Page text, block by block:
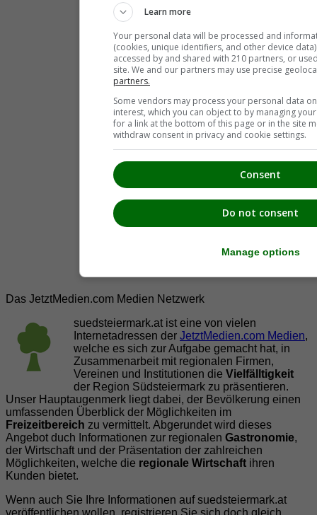
Das JetztMedien.com Medien Netzwerk
suedsteiermark.at ist eine von vielen
Internetadressen der JetztMedien.com Medien,
welche es sich zur Aufgabe gemacht hat, in
Zusammenarbeit mit regionalen Firmen,
Vereinen und Institutionen die Vielfälltigkeit
der Region Südsteiermark zu präsentieren.
Unser Hauptaugenmerk liegt dabei, der Bevölkerung einen
umfassenden Überblick der Möglichkeiten im
Freizeitbereich zu vermittelt. Abgerundet wird dieses
Angebot duch Informationen zur regionalen Gastronomie,
der Wirtschaft und der Präsentation der zahlreichen
Möglichkeiten, welche die regionale Wirtschaft ihren
Kunden bietet.
Wenn auch Sie Ihre Informationen auf suedsteiermark.at
Learn more
Your personal data will be processed and
(cookies, unique identifiers, and other device
accessed by and shared with 210 partners, or
site. We and our partners may use precise
partners.
Some vendors may process your personal data
interest, which you can object to by managing
for a link at the bottom of this page or in the site
withdraw consent in privacy and cookie settings.
Consent
Do not consent
Manage options